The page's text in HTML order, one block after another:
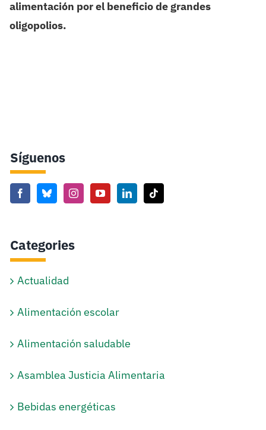
alimentación por el beneficio de grandes
oligopolios.
Síguenos
Categories
Actualidad
Alimentación escolar
Alimentación saludable
Asamblea Justicia Alimentaria
Bebidas energéticas